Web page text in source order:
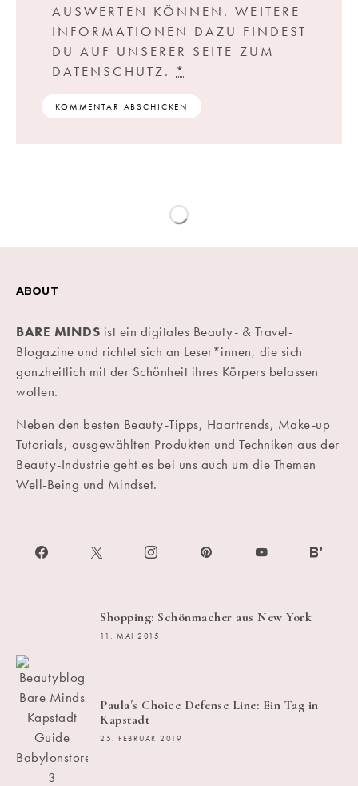
AUSWERTEN KÖNNEN. WEITERE
INFORMATIONEN DAZU FINDEST
DU AUF UNSERER SEITE ZUM
DATENSCHUTZ. *
ABOUT
BARE MINDS ist ein digitales Beauty- & Travel-
Blogazine und richtet sich an Leser*innen, die sich
ganzheitlich mit der Schönheit ihres Körpers befassen
wollen.
Neben den besten Beauty-Tipps, Haartrends, Make-up
Tutorials, ausgewählten Produkten und Techniken aus der
Beauty-Industrie geht es bei uns auch um die Themen
Well-Being und Mindset.
Shopping: Schönmacher aus New York
11. MAI 2015
Paula´s Choice Defense Line: Ein Tag in
Kapstadt
25. FEBRUAR 2019